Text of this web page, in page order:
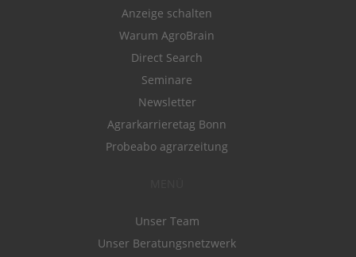
Anzeige schalten
Warum AgroBrain
Direct Search
Seminare
Newsletter
Agrarkarrieretag Bonn
Probeabo agrarzeitung
Unser Team
Unser Beratungsnetzwerk